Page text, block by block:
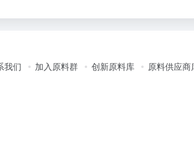
我们 加入原料群 创新原料库 原料供应商